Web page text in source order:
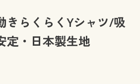
あり
あり
あり
あり
きらくらくYシャツ/吸
定・日本製生地